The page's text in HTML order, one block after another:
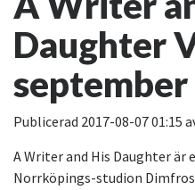
Daughter
september
Publicerad 2017-08-07 01:15
A Writer and His Daughter
Norrköpings-studion